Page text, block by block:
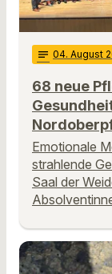
notes 04. August
68 neue
Emotionale
strahlende
Saal der